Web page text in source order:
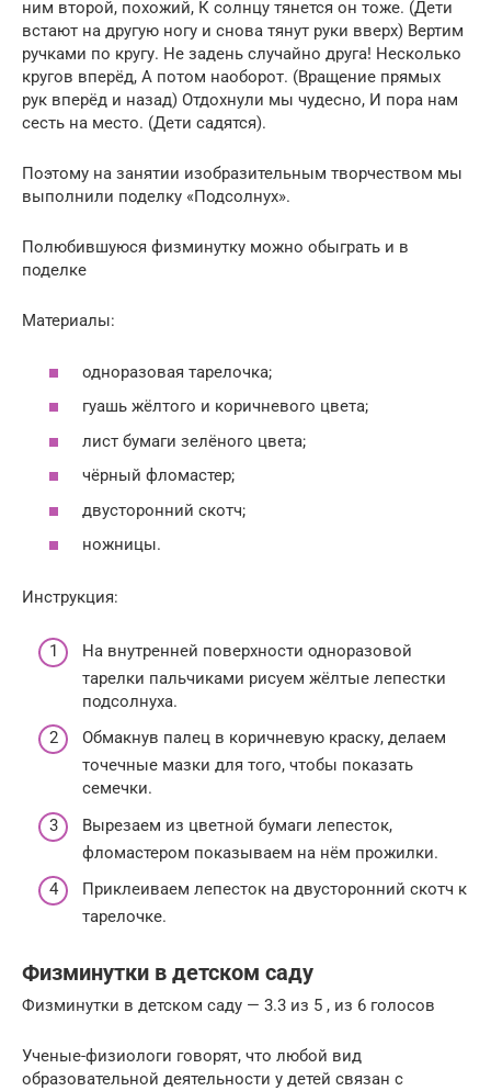
ним второй, похожий, К солнцу тянется он тоже. (Дети
встают на другую ногу и снова тянут руки вверх) Вертим
ручками по кругу. Не задень случайно друга! Несколько
кругов вперёд, А потом наоборот. (Вращение прямых
рук вперёд и назад) Отдохнули мы чудесно, И пора нам
сесть на место. (Дети садятся).
Поэтому на занятии изобразительным творчеством мы
выполнили поделку «Подсолнух».
Полюбившуюся физминутку можно обыграть и в
поделке
Материалы:
одноразовая тарелочка;
гуашь жёлтого и коричневого цвета;
лист бумаги зелёного цвета;
чёрный фломастер;
двусторонний скотч;
ножницы.
Инструкция:
На внутренней поверхности одноразовой
тарелки пальчиками рисуем жёлтые лепестки
подсолнуха.
Обмакнув палец в коричневую краску, делаем
точечные мазки для того, чтобы показать
семечки.
Вырезаем из цветной бумаги лепесток,
фломастером показываем на нём прожилки.
Приклеиваем лепесток на двусторонний скотч к
тарелочке.
Физминутки в детском саду
Физминутки в детском саду — 3.3 из 5 , из 6 голосов
Ученые-физиологи говорят, что любой вид
образовательной деятельности у детей связан с